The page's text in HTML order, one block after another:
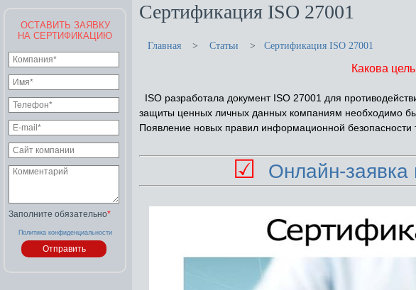
ОСТАВИТЬ ЗАЯВКУ
НА СЕРТИФИКАЦИЮ
Заполните обязательно*
Политика конфиденциальности
Сертификация ISO 27001
Главная > Статьи > Сертификация ISO 27001
Какова
ISO разработала документ ISO 27001 для
защиты ценных личных данных компаниям необходимо
Появление новых правил информационной безопасности
☑ Онлайн-